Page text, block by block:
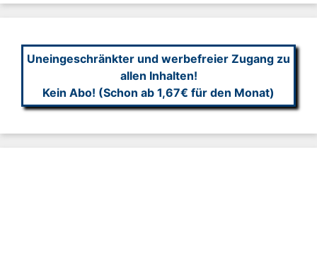
Uneingeschränkter und werbefreier Zugang zu
allen Inhalten!
Kein Abo! (Schon ab 1,67€ für den Monat)